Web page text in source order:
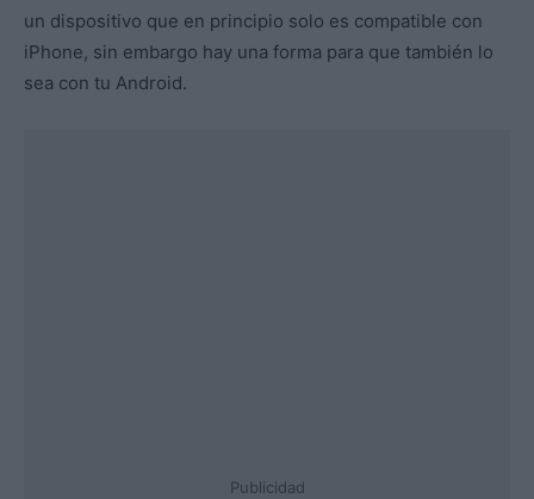
un dispositivo que en principio solo es compatible con
iPhone, sin embargo hay una forma para que también lo
sea con tu Android.
Publicidad